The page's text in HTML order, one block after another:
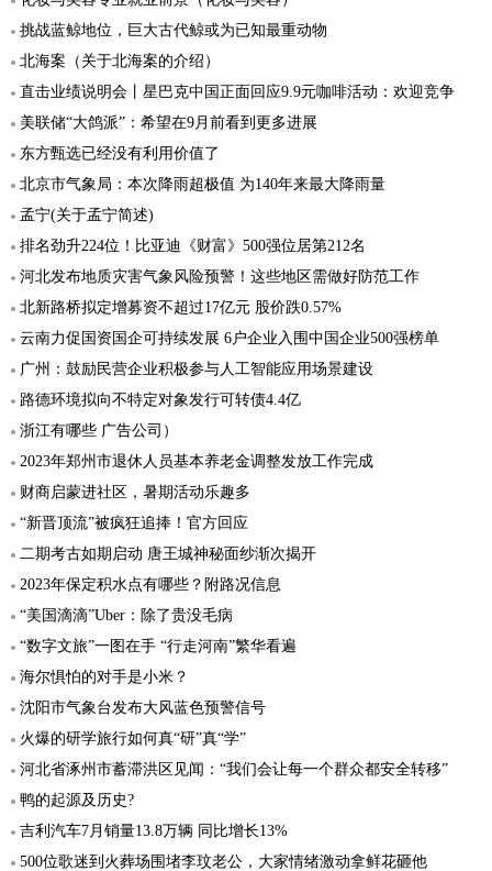
挑战蓝鲸地位，巨大古代鲸或为已知最重动物
北海案（关于北海案的介绍）
直击业绩说明会丨星巴克中国正面回应9.9元咖啡活动：欢迎竞争
美联储“大鸽派”：希望在9月前看到更多进展
东方甄选已经没有利用价值了
北京市气象局：本次降雨超极值 为140年来最大降雨量
孟宁(关于孟宁简述)
排名劲升224位！比亚迪《财富》500强位居第212名
河北发布地质灾害气象风险预警！这些地区需做好防范工作
北新路桥拟定增募资不超过17亿元 股价跌0.57%
云南力促国资国企可持续发展 6户企业入围中国企业500强榜单
广州：鼓励民营企业积极参与人工智能应用场景建设
路德环境拟向不特定对象发行可转债4.4亿
浙江有哪些 广告公司）
2023年郑州市退休人员基本养老金调整发放工作完成
财商启蒙进社区，暑期活动乐趣多
“新晋顶流”被疯狂追捧！官方回应
二期考古如期启动 唐王城神秘面纱渐次揭开
2023年保定积水点有哪些？附路况信息
“美国滴滴”Uber：除了贵没毛病
“数字文旅”一图在手 “行走河南”繁华看遍
海尔惧怕的对手是小米？
沈阳市气象台发布大风蓝色预警信号
火爆的研学旅行如何真“研”真“学”
河北省涿州市蓄滞洪区见闻：“我们会让每一个群众都安全转移”
鸭的起源及历史?
吉利汽车7月销量13.8万辆 同比增长13%
500位歌迷到火葬场围堵李玟老公，大家情绪激动拿鲜花砸他